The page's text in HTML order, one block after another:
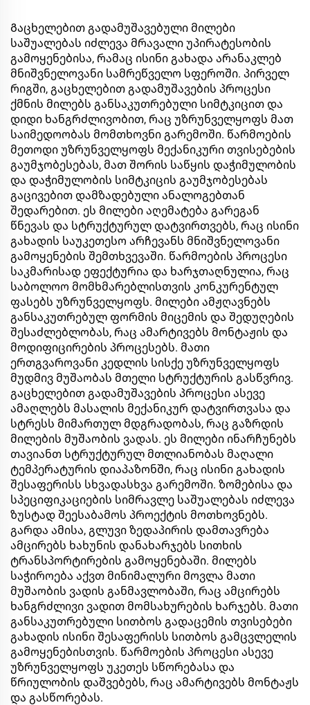
Გაცხელებით გადამუშავებული მილები
საშუალებას იძლევა მრავალი უპირატესობის
გამოყენებისა, რამაც ისინი გახადა არანაკლებ
მნიშვნელოვანი სამრეწველო სფეროში. პირველ
რიგში, გაცხელებით გადამუშავების პროცესი
ქმნის მილებს განსაკუთრებული სიმტკიცით და
დიდი ხანგრძლივობით, რაც უზრუნველყოფს მათ
საიმედოობას მომთხოვნი გარემოში. წარმოების
მეთოდი უზრუნველყოფს მექანიკური თვისებების
გაუმჯობესებას, მათ შორის საწყის დაჭიმულობის
და დაჭიმულობის სიმტკიცის გაუმჯობესებას
გაცივებით დამზადებული ანალოგებთან
შედარებით. ეს მილები აღემატება გარეგან
წნევას და სტრუქტურულ დატვირთვებს, რაც ისინი
გახადის საუკეთესო არჩევანს მნიშვნელოვანი
გამოყენების შემთხვევაში. წარმოების პროცესი
საკმარისად ეფექტურია და ხარჯთაღნულია, რაც
საბოლოო მომხმარებლისთვის კონკურენტულ
ფასებს უზრუნველყოფს. მილები ამჟღავნებს
განსაკუთრებულ ფორმის მიცემის და შედუღების
შესაძლებლობას, რაც ამარტივებს მონტაჟის და
მოდიფიცირების პროცესებს. მათი
ერთგვაროვანი კედლის სისქე უზრუნველყოფს
მუდმივ მუშაობას მთელი სტრუქტურის გასწვრივ.
გაცხელებით გადამუშავების პროცესი ასევე
ამაღლებს მასალის მექანიკურ დატვირთვასა და
სტრესს მიმართულ მდგრადობას, რაც გაზრდის
მილების მუშაობის ვადას. ეს მილები ინარჩუნებს
თავიანთ სტრუქტურულ მთლიანობას მაღალი
ტემპერატურის დიაპაზონში, რაც ისინი გახადის
შესაფერისს სხვადასხვა გარემოში. ზომებისა და
სპეციფიკაციების სიმრავლე საშუალებას იძლევა
ზუსტად შეესაბამოს პროექტის მოთხოვნებს.
გარდა ამისა, გლუვი ზედაპირის დამთავრება
ამცირებს ხახუნის დანახარჯებს სითხის
ტრანსპორტირების გამოყენებაში. მილებს
საჭიროება აქვთ მინიმალური მოვლა მათი
მუშაობის ვადის განმავლობაში, რაც ამცირებს
ხანგრძლივი ვადით მომსახურების ხარჯებს. მათი
განსაკუთრებული სითბოს გადაცემის თვისებები
გახადის ისინი შესაფერისს სითბოს გამცვლელის
გამოყენებისთვის. წარმოების პროცესი ასევე
უზრუნველყოფს უკეთეს სწორებასა და
წრიულობის დაშვებებს, რაც ამარტივებს მონტაჟს
და გასწორებას.